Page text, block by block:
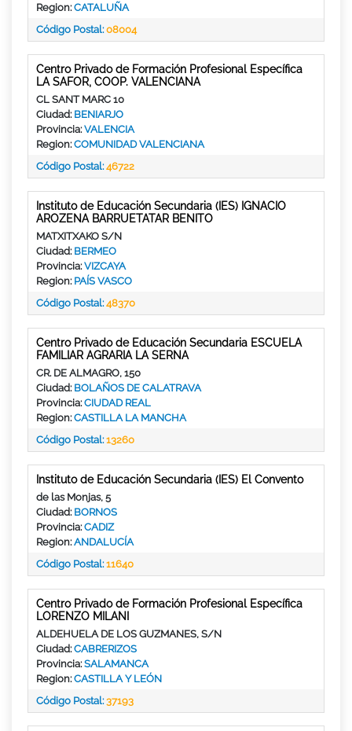
Region:CATALUÑA
Código Postal:08004
Centro Privado de Formación Profesional Específica
LA SAFOR, COOP. VALENCIANA
CL SANT MARC 10
Ciudad: BENIARJO
Provincia:VALENCIA
Region:COMUNIDAD VALENCIANA
Código Postal:46722
Instituto de Educación Secundaria (IES) IGNACIO
AROZENA BARRUETATAR BENITO
MATXITXAKO S/N
Ciudad: BERMEO
Provincia:VIZCAYA
Region: PAÍS VASCO
Código Postal:48370
Centro Privado de Educación Secundaria ESCUELA
FAMILIAR AGRARIA LA SERNA
CR. DE ALMAGRO, 150
Ciudad: BOLAÑOS DE CALATRAVA
Provincia:CIUDAD REAL
Region:CASTILLA LA MANCHA
Código Postal:13260
Instituto de Educación Secundaria (IES) El Convento
de las Monjas, 5
Ciudad: BORNOS
Provincia:CADIZ
Region:ANDALUCÍA
Código Postal:11640
Centro Privado de Formación Profesional Específica
LORENZO MILANI
ALDEHUELA DE LOS GUZMANES, S/N
Ciudad:CABRERIZOS
Provincia:SALAMANCA
Region:CASTILLA Y LEÓN
Código Postal:37193